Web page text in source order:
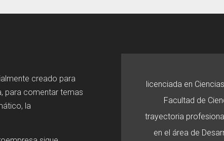
creado para
para comentar temas
la
licenciada en
Facultad de
trayectoria
en el área de